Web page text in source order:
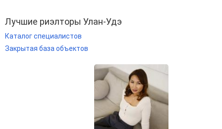
Лучшие риэлторы Улан-Удэ
Каталог специалистов
Закрытая база объектов